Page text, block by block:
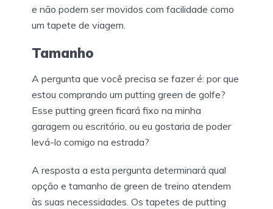
e não podem ser movidos com facilidade como
um tapete de viagem.
Tamanho
A pergunta que você precisa se fazer é: por que
estou comprando um putting green de golfe?
Esse putting green ficará fixo na minha
garagem ou escritório, ou eu gostaria de poder
levá-lo comigo na estrada?
A resposta a esta pergunta determinará qual
opção e tamanho de green de treino atendem
às suas necessidades. Os tapetes de putting